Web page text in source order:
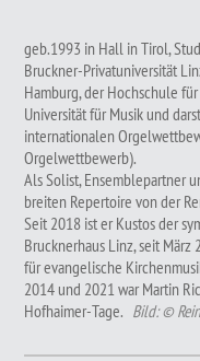
geb.1993 in Hall in Tirol,
Bruckner-Privatuniversität
Hamburg, der Hochschule
Universität für Musik und
internationalen
Orgelwettbewerb).
Als Solist, Ensemblepartner
breiten Repertoire von der
Seit 2018 ist er Kustos der
Brucknerhaus Linz, seit
für evangelische
2014 und 2021 war Martin
Hofhaimer-Tage. Bild: ©